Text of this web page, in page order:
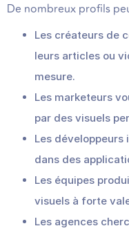
De nombreux profils
Les créateurs de
leurs articles ou
mesure.
Les marketeurs
par des visuels
Les
dans des
Les équipes
visuels à forte
Les agences